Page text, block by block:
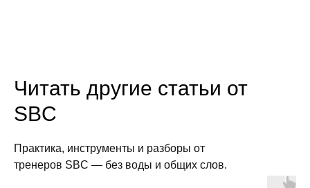
Читать другие статьи от
SBC
Практика, инструменты и разборы от
тренеров SBC — без воды и общих слов.